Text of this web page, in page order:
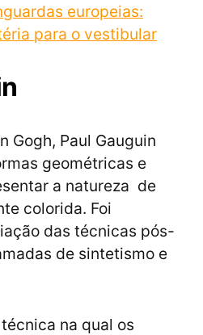
europeias:
para o vestibular
Gogh, Paul Gauguin
geométricas e
a natureza de
colorida. Foi
das técnicas pós-
de sintetismo e
na qual os